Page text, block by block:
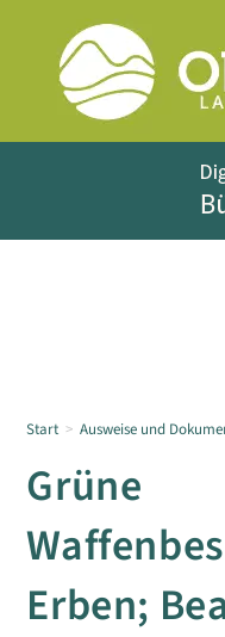
Start > Ausweise und
Grüne
Erben;